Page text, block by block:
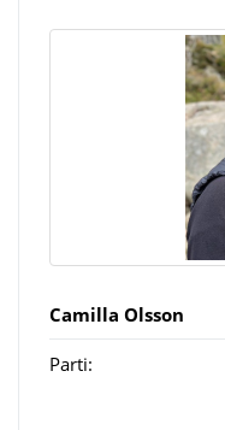
Camilla Olsson
Parti: